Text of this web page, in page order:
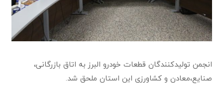
انجمن تولیدکنندگان قطعات خودرو البرز به اتاق بازرگانی،
صنایع،معادن و کشاورزی این استان ملحق شد.